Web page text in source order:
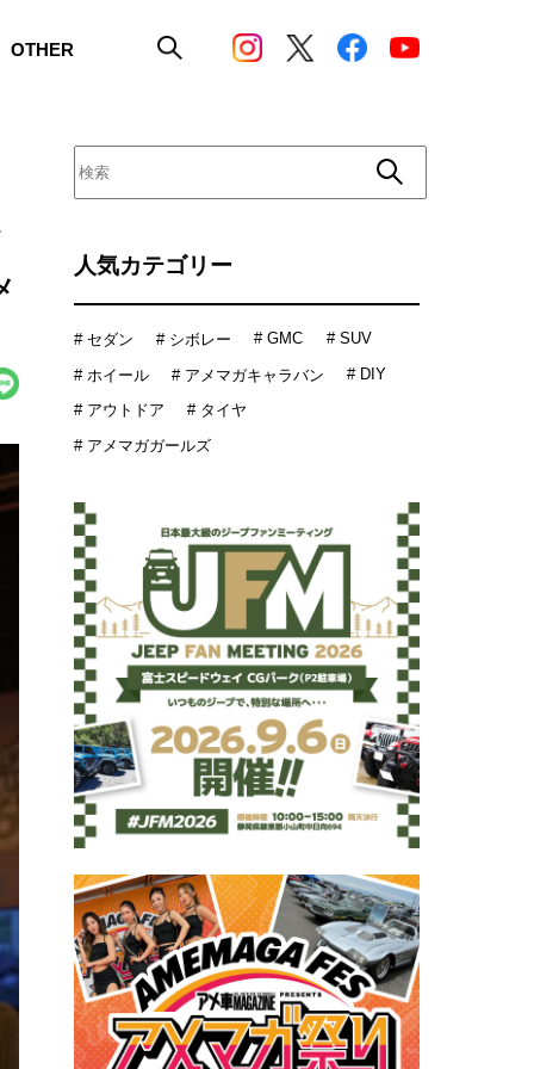
OTHER
人気カテゴリー
# セダン # シボレー # GMC # SUV
# ホイール # アメマガキャラバン # DIY
# アウトドア
# タイヤ
# アメマガガールズ